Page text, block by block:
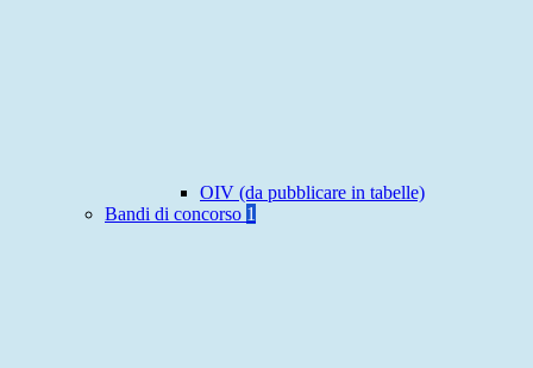
OIV (da pubblicare in tabelle)
Bandi di concorso 1